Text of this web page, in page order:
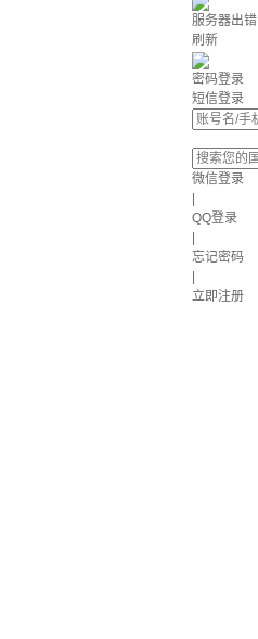
服务器出错
刷新
密码登录
短信登录
微信登录
QQ登录
忘记密码
立即注册